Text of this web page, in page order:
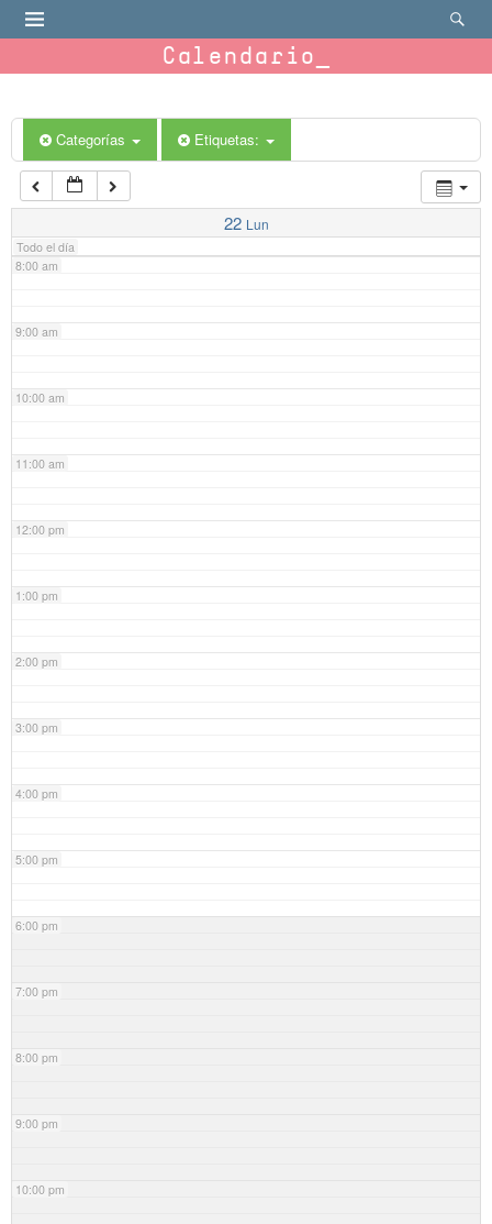
Calendario
Categorías Etiquetas:
22 Lun
Todo el día
6:00 am
7:00 am
8:00 am
9:00 am
10:00 am
11:00 am
12:00 pm
1:00 pm
2:00 pm
3:00 pm
4:00 pm
5:00 pm
6:00 pm
7:00 pm
8:00 pm
9:00 pm
10:00 pm